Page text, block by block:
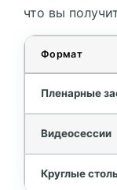
что вы
Формат
Пленарные
Видеосессии
Круглые